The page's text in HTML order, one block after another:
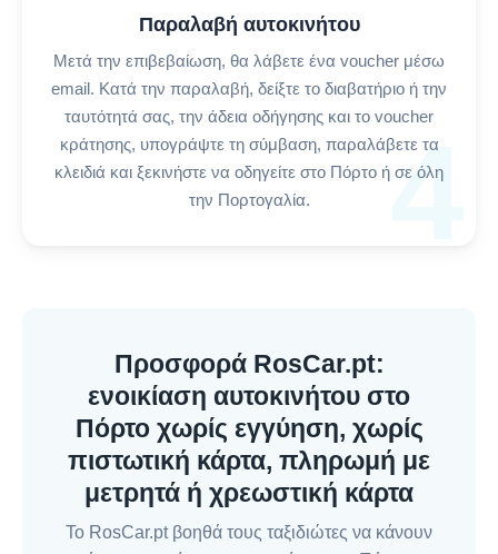
4
Παραλαβή αυτοκινήτου
Μετά την επιβεβαίωση, θα λάβετε ένα voucher μέσω
email. Κατά την παραλαβή, δείξτε το διαβατήριο ή την
ταυτότητά σας, την άδεια οδήγησης και το voucher
κράτησης, υπογράψτε τη σύμβαση, παραλάβετε τα
κλειδιά και ξεκινήστε να οδηγείτε στο Πόρτο ή σε όλη
την Πορτογαλία.
Προσφορά RosCar.pt:
ενοικίαση αυτοκινήτου στο
Πόρτο χωρίς εγγύηση, χωρίς
πιστωτική κάρτα, πληρωμή με
μετρητά ή χρεωστική κάρτα
Το RosCar.pt βοηθά τους ταξιδιώτες να κάνουν